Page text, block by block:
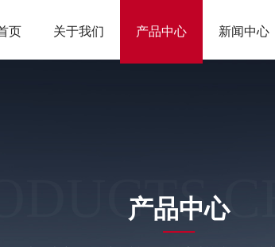
页 关于我们 产品中心 新闻中心
产品中心